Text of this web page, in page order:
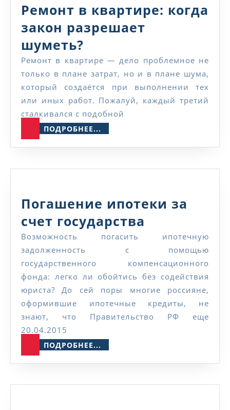
Ремонт в квартире: когда
закон разрешает
шуметь?
в
квартире:
когда
закон
разрешает
шуметь?
Ремонт в квартире — дело проблемное не
только в плане затрат, но и в плане шума,
который создаётся при выполнении тех
или иных работ. Пожалуй, каждый третий
сталкивался с подобной
ПОДРОБНЕЕ...
Погашение ипотеки за
счет государства
ипотеки
счет
Возможность погасить ипотечную
задолженность с помощью
государственного компенсационного
фонда: легко ли обойтись без содействия
юриста? До сей поры многие россияне,
оформившие ипотечные кредиты, не
знают, что Правительство РФ еще
20.04.2015
ПОДРОБНЕЕ...